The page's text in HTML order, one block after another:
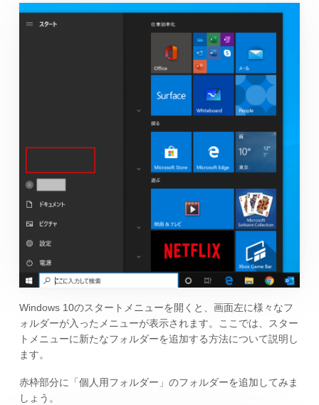
Windows 10のスタートメニューを開くと、画面左に様々なフ
ォルダーが入ったメニューが表示されます。ここでは、スター
トメニューに新たなフォルダーを追加する方法について説明し
ます。
赤枠部分に「個人用フォルダー」のフォルダーを追加してみま
しょう。